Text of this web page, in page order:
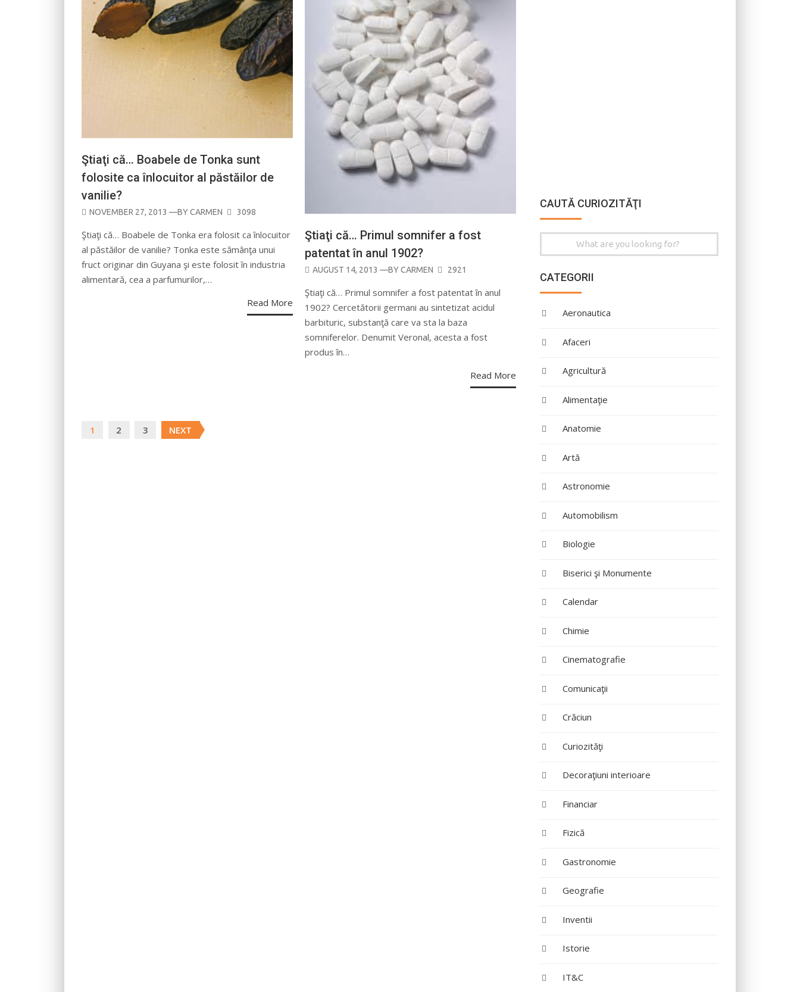
Ştiaţi că… Boabele de Tonka sunt
folosite ca înlocuitor al păstăilor de
vanilie?
POSTED
NOVEMBER 27, 2013 —BYCARMEN 3098
Ştiaţi că… Boabele de Tonka era folosit ca înlocuitor
al păstăilor de vanilie? Tonka este sămânţa unui
fruct originar din Guyana şi este folosit în industria
alimentară, cea a parfumurilor,…
Read More
Ştiaţi că… Primul somnifer a fost
patentat în anul 1902?
POSTED
AUGUST 14, 2013 —BYCARMEN 2921
Ştiaţi că… Primul somnifer a fost patentat în anul
1902? Cercetătorii germani au sintetizat acidul
barbituric, substanţă care va sta la baza
somniferelor. Denumit Veronal, acesta a fost
produs în…
Read More
navigation
1 2 3 NEXT
CAUTĂ CURIOZITĂŢI
Search
CATEGORII
Aeronautica
Afaceri
Agricultură
Alimentaţie
Anatomie
Artă
Astronomie
Automobilism
Biologie
Biserici şi Monumente
Calendar
Chimie
Cinematografie
Comunicaţii
Crăciun
Curiozităţi
Decoraţiuni interioare
Financiar
Fizică
Gastronomie
Geografie
Inventii
Istorie
IT&C